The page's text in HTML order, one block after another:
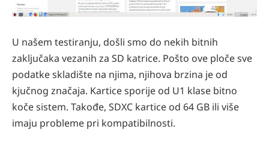
U našem testiranju, došli smo do nekih bitnih
zaključaka vezanih za SD katrice. Pošto ove ploče sve
podatke skladište na njima, njihova brzina je od
kjučnog značaja. Kartice sporije od U1 klase bitno
koče sistem. Takođe, SDXC kartice od 64 GB ili više
imaju probleme pri kompatibilnosti.